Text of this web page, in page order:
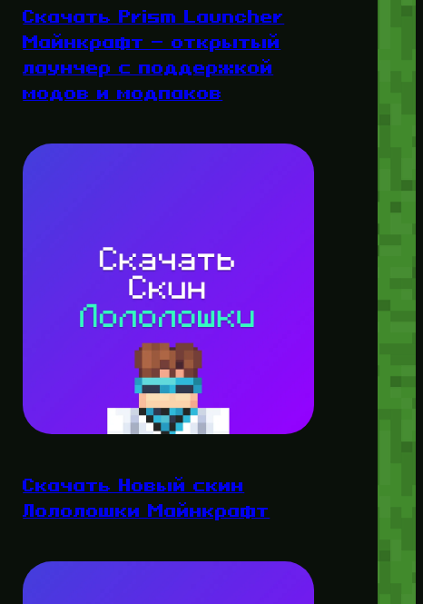
Скачать Prism Launcher
Майнкрафт — открытый
лаунчер с поддержкой
модов и модпаков
Скачать Новый скин
Лололошки Майнкрафт